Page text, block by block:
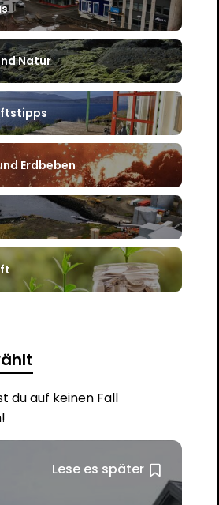
Natur
Erdbeben
du auf keinen Fall
Lese es später